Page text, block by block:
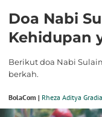
Doa Nabi
Kehidupan
Berikut doa Nabi
berkah.
BolaCom | Rheza Aditya